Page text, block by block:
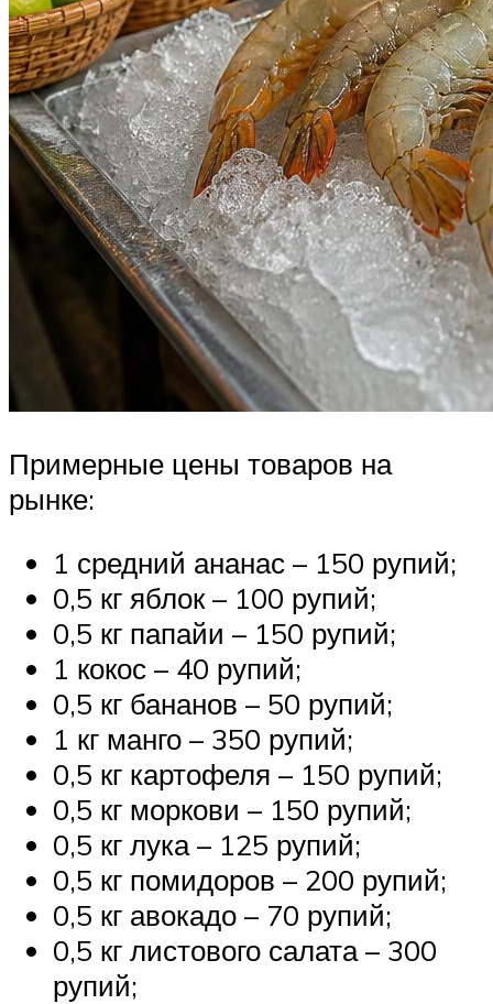
Примерные цены товаров на
рынке:
1 средний ананас – 150 рупий;
0,5 кг яблок – 100 рупий;
0,5 кг папайи – 150 рупий;
1 кокос – 40 рупий;
0,5 кг бананов – 50 рупий;
1 кг манго – 350 рупий;
0,5 кг картофеля – 150 рупий;
0,5 кг моркови – 150 рупий;
0,5 кг лука – 125 рупий;
0,5 кг помидоров – 200 рупий;
0,5 кг авокадо – 70 рупий;
0,5 кг листового салата – 300
рупий;